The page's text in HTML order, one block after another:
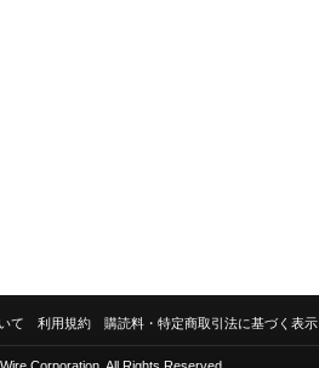
て 利用規約 購読料・特定商取引法に基づく表示